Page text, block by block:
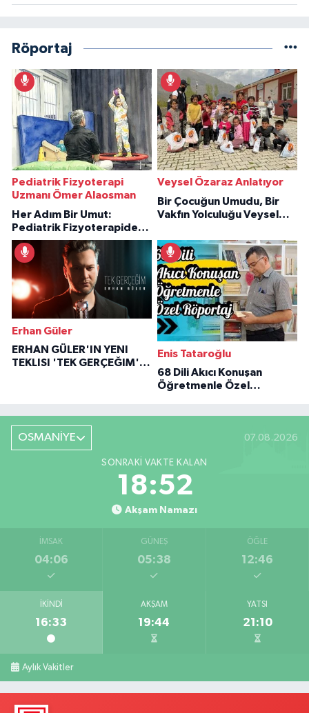
Röportaj
Pediatrik Fizyoterapi
Uzmanı Ömer Alaosman
Her Adım Bir Umut:
Pediatrik Fizyoterapiden
İlham Veren Hikâyeler
Veysel Özaraz Anlatıyor
Bir Çocuğun Umudu, Bir
Vakfın Yolculuğu Veysel
Erhan Güler
ERHAN GÜLER'IN YENI
TEKLISI 'TEK GERÇEĞIM'LE
Enis Tataroğlu
68 Dili Akıcı Konuşan
Öğretmenle Özel
OSMANİYE 07.08.2026
SONRAKI VAKTE KALAN
18:51
Akşam Namazı
İMSAK
04:06
GÜNEŞ
05:38
ÖĞLE
12:46
İKINDI
16:33
AKŞAM
19:44
YATSI
21:10
Aylık Vakitler